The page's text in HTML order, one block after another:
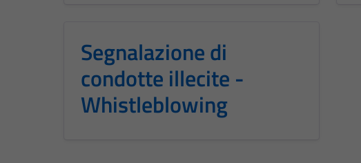
Segnalazione di
condotte illecite -
Whistleblowing